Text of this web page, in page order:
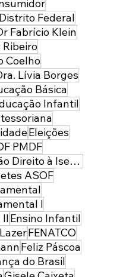
Distrito Federal
Fabrício Klein
Coelho
Lívia Borges
Básica
Infantil
Eleições
PMDF
Enfermidades que Dão Direito à Isenção de Imposto de Renda
ASOF
I
Ensino Infantil
FENATCO
Feliz Páscoa
do Brasil